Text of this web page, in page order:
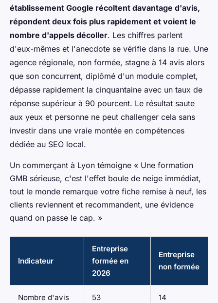
établissement Google récoltent davantage d'avis,
répondent deux fois plus rapidement et voient le
nombre d'appels décoller. Les chiffres parlent
d'eux-mêmes et l'anecdote se vérifie dans la rue. Une
agence régionale, non formée, stagne à 14 avis alors
que son concurrent, diplômé d'un module complet,
dépasse rapidement la cinquantaine avec un taux de
réponse supérieur à 90 pourcent. Le résultat saute
aux yeux et personne ne peut challenger cela sans
investir dans une vraie montée en compétences
dédiée au SEO local.
Un commerçant à Lyon témoigne « Une formation
GMB sérieuse, c'est l'effet boule de neige immédiat,
tout le monde remarque votre fiche remise à neuf, les
clients reviennent et recommandent, une évidence
quand on passe le cap. »
Indicateur
Entreprise
formée en
2026
Entreprise
non formée
Nombre d'avis 53 14